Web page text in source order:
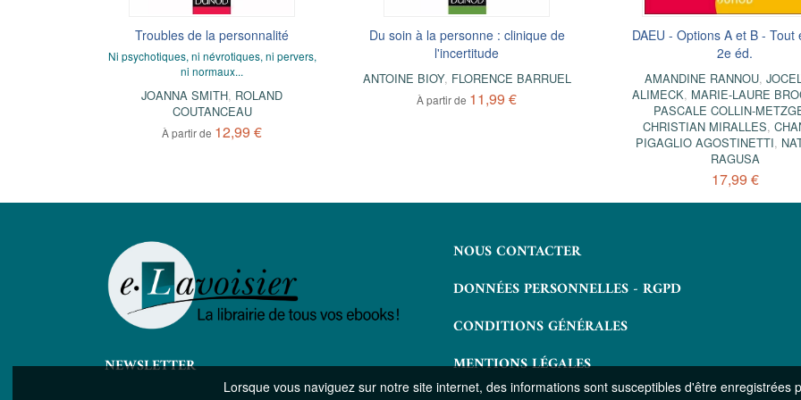
Lorsque vous naviguez sur notre site internet, des informations sont susceptibles d'être enregistrées
Troubles de la personnalité
Ni psychotiques, ni névrotiques, ni pervers,
ni normaux...
JOANNA SMITH, ROLAND
COUTANCEAU
À partir de 12,99 €
Du soin à la personne : clinique de
l'incertitude
ANTOINE BIOY, FLORENCE BARRUEL
À partir de 11,99 €
Découvrir l'hypnose - 2e éd.
ANTOINE BIOY
9,99 €
Professeur des écoles Remplaçant
@captain_antho_
ANTHONY FONTES
13,99 €
Tout pour entreprendre
FRÉDÉRIC TURBAT
14,99 €
DAEU - Options A et B - Tout
2e éd.
AMANDINE RANNOU,
ALIMECK, MARIE-LAURE
PASCALE COLLIN-
CHRISTIAN MIRALLES,
PIGAGLIO AGOSTINETTI,
RAGUSA
17,99 €
NEWSLETTER
NOUS CONTACTER
DONNÉES PERSONNELLES - RGPD
CONDITIONS GÉNÉRALES
MENTIONS LÉGALES